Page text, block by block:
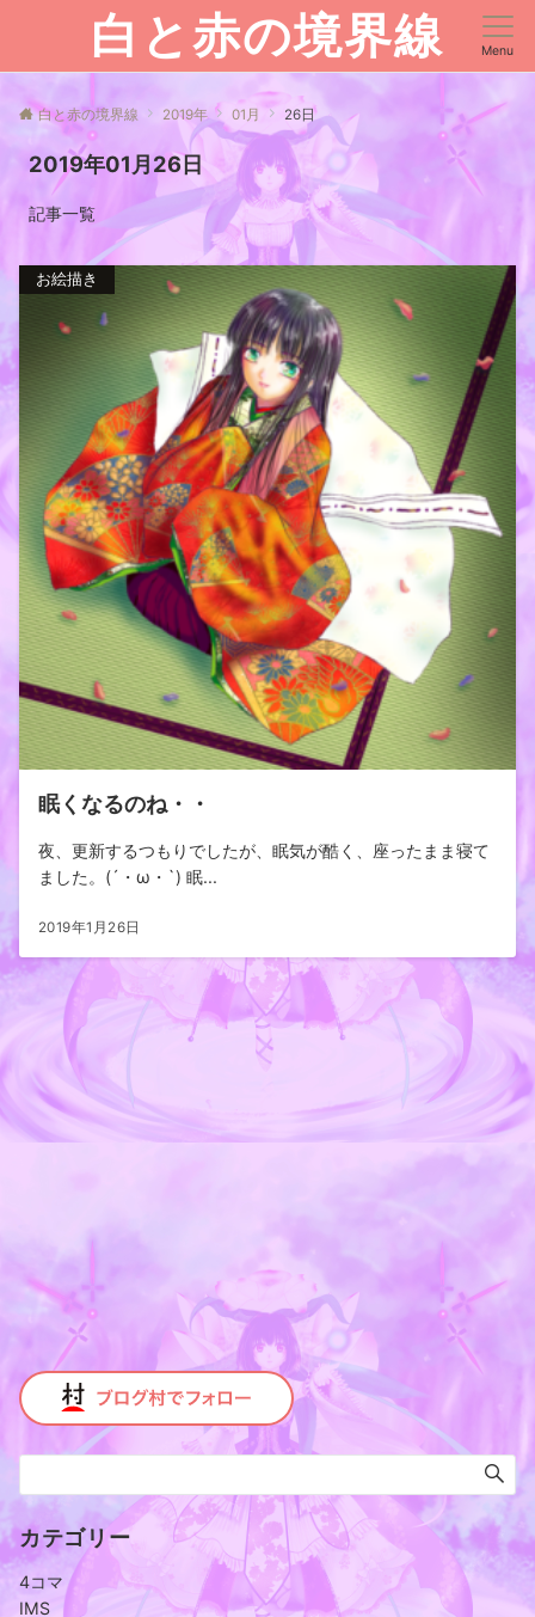
白と赤の境界線 Menu
白と赤の境界線 2019年 01月 26日
2019年01月26日
記事一覧
お絵描き
眠くなるのね・・
夜、更新するつもりでしたが、眠気が酷く、座ったまま寝て
ました。(´・ω・`) 眠...
2019年1月26日
カテゴリー
4コマ
IMS